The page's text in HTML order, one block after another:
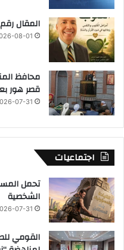
المقال رقم 4 من سلسلة عيادة القلوب
08-01
محافظ
قصر هور
07-31
اجتماعيات
تحمل
الشخصية
07-31
القومي